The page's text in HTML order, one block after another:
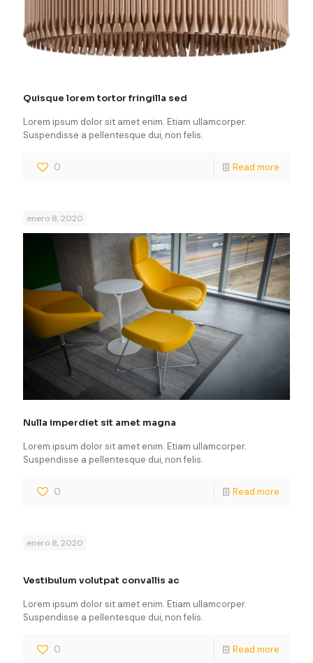
Quisque lorem tortor fringilla sed
Lorem ipsum dolor sit amet enim. Etiam ullamcorper.
Suspendisse a pellentesque dui, non felis.
0 Read more
enero 8, 2020
Nulla imperdiet sit amet magna
Lorem ipsum dolor sit amet enim. Etiam ullamcorper.
Suspendisse a pellentesque dui, non felis.
0 Read more
enero 8, 2020
Vestibulum volutpat convallis ac
Lorem ipsum dolor sit amet enim. Etiam ullamcorper.
Suspendisse a pellentesque dui, non felis.
0 Read more